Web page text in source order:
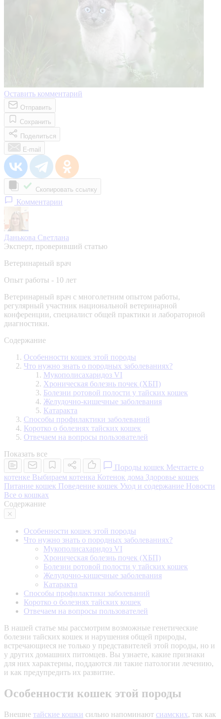
Оставить комментарий
Отправить
Сохранить
Поделиться
E-mail
Скопировать ссылку
Комментарии
Данькова Светлана
Эксперт, проверивший статью
Ветеринарный врач
Опыт работы - 10 лет
Ветеринарный врач с многолетним опытом работы,
регулярный участник национальной ветеринарной
конференции, специалист общей практики и лабораторной
диагностики.
Содержание
Особенности кошек этой породы
Что нужно знать о породных заболеваниях?
Мукополисахаридоз VI
Хроническая болезнь почек (ХБП)
Болезни ротовой полости у тайских кошек
Желудочно-кишечные заболевания
Катаракта
Способы профилактики заболеваний
Коротко о болезнях тайских кошек
Отвечаем на вопросы пользователей
Показать все
Породы кошек Мечтаете о
котенке Выбираем котенка Котенок дома Здоровье кошек
Питание кошек Поведение кошек Уход и содержание Новости
Все о кошках
Содержание
Особенности кошек этой породы
Что нужно знать о породных заболеваниях?
Мукополисахаридоз VI
Хроническая болезнь почек (ХБП)
Болезни ротовой полости у тайских кошек
Желудочно-кишечные заболевания
Катаракта
Способы профилактики заболеваний
Коротко о болезнях тайских кошек
Отвечаем на вопросы пользователей
В нашей статье мы рассмотрим возможные генетические
болезни тайских кошек и нарушения общей природы,
встречающиеся не только у представителей этой породы, но и
у других домашних питомцев. Вы узнаете, какие признаки
для них характерны, поддаются ли такие патологии лечению,
и как предупредить их развитие.
Особенности кошек этой породы
Внешне тайские кошки сильно напоминают сиамских, так как